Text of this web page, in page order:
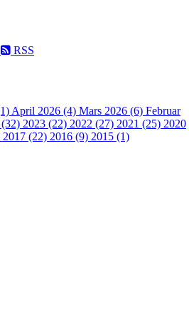
RSS
April 2026 (4) Mars 2026 (6) Februar
2023 (22) 2022 (27) 2021 (25) 2020
2017 (22) 2016 (9) 2015 (1)